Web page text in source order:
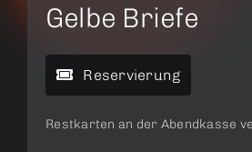
Gelbe Briefe
Reservierung
Restkarten an der Abendkasse